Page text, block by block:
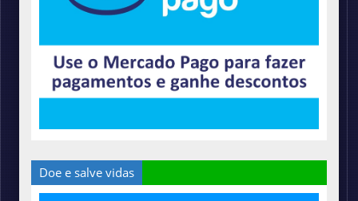
Doe e salve vidas